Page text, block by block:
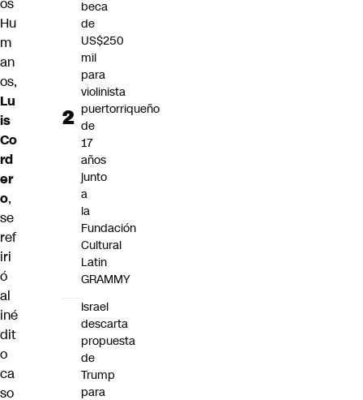
Hu
m
an
os,
Lu
is
Co
rd
er
o,
se
ref
iri
ó
al
iné
dit
o
ca
so
beca
de
US$250
mil
para
violinista
puertorriqueño
de
17
años
junto
a
la
Fundación
Cultural
Latin
GRAMMY
Israel
descarta
propuesta
de
Trump
para